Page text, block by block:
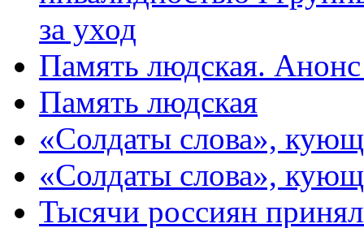
за уход
Память людская.
Память людская
«Солдаты слова»,
«Солдаты слова»,
Тысячи россиян